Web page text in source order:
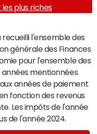
les plus riches
recueilli l'ensemble des
générale des Finances
pour l'ensemble des
années mentionnées
années de paiement
fonction des revenus
Les impôts de l'année
de l'année 2024.